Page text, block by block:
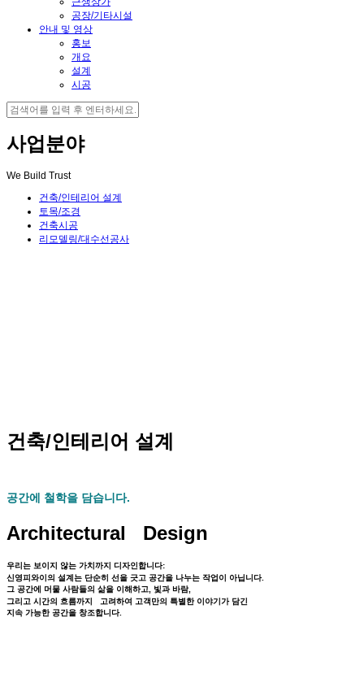
공장/기타시설
안내 및 영상
홍보
개요
설계
시공
사업분야
We Build Trust
건축/인테리어 설계
토목/조경
건축시공
리모델링/대수선공사
건축/인테리어 설계
공간에 철학을 담습니다.
Architectural Design
우리는 보이지 않는 가치까지 디자인합니다:
신영피와이의 설계는 단순히 선을 긋고 공간을 나누는 작업이 아닙니다.
그 공간에 머물 사람들의 삶을 이해하고, 빛과 바람,
그리고 시간의 흐름까지 고려하여 고객만의 특별한 이야기가 담긴
지속 가능한 공간을 창조합니다.